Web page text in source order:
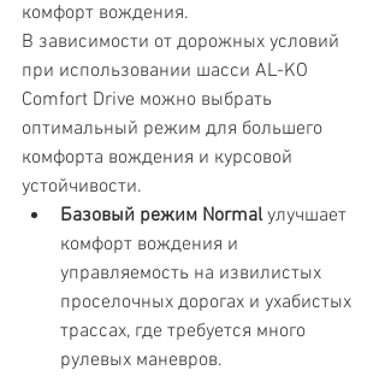
комфорт вождения.
В зависимости от дорожных условий
при использовании шасси AL-KO
Comfort Drive можно выбрать
оптимальный режим для большего
комфорта вождения и курсовой
устойчивости.
Базовый режим Normal улучшает
комфорт вождения и
управляемость на извилистых
проселочных дорогах и ухабистых
трассах, где требуется много
рулевых маневров.